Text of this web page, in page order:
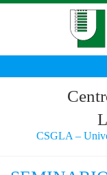
CSGLA –